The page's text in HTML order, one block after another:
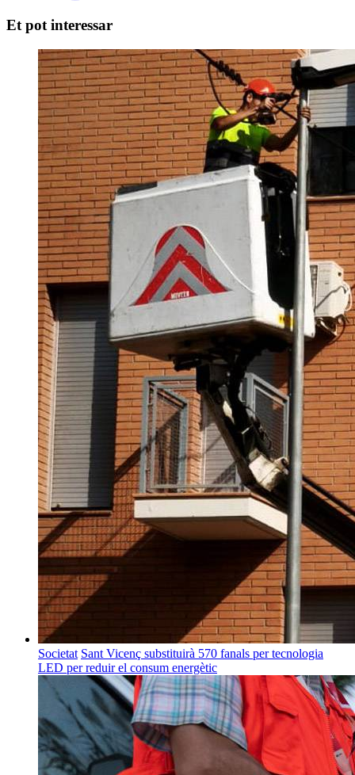
Et pot interessar
Societat Sant Vicenç substituirà 570 fanals per tecnologia
LED per reduir el consum energètic